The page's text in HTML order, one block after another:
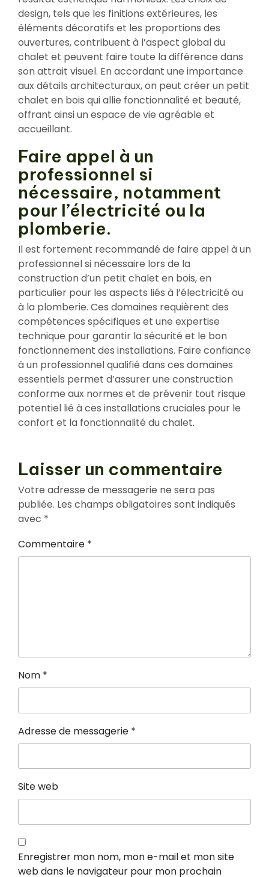
design, tels que les finitions extérieures, les
éléments décoratifs et les proportions des
ouvertures, contribuent à l’aspect global du
chalet et peuvent faire toute la différence dans
son attrait visuel. En accordant une importance
aux détails architecturaux, on peut créer un petit
chalet en bois qui allie fonctionnalité et beauté,
offrant ainsi un espace de vie agréable et
accueillant.
Faire appel à un
professionnel si
nécessaire, notamment
pour l’électricité ou la
plomberie.
Il est fortement recommandé de faire appel à un
professionnel si nécessaire lors de la
construction d’un petit chalet en bois, en
particulier pour les aspects liés à l’électricité ou
à la plomberie. Ces domaines requièrent des
compétences spécifiques et une expertise
technique pour garantir la sécurité et le bon
fonctionnement des installations. Faire confiance
à un professionnel qualifié dans ces domaines
essentiels permet d’assurer une construction
conforme aux normes et de prévenir tout risque
potentiel lié à ces installations cruciales pour le
confort et la fonctionnalité du chalet.
Laisser un commentaire
Votre adresse de messagerie ne sera pas
publiée. Les champs obligatoires sont indiqués
avec *
Commentaire *
Nom *
Adresse de messagerie *
Site web
Enregistrer mon nom, mon e-mail et mon site
web dans le navigateur pour mon prochain